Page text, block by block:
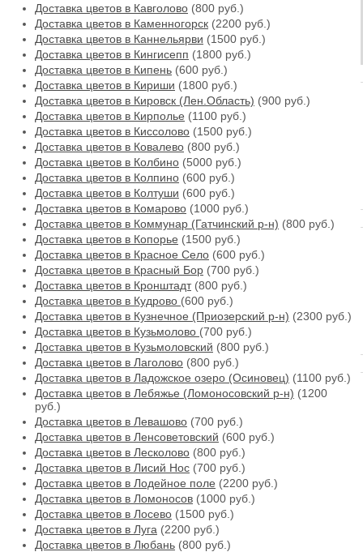
Доставка цветов в Кавголово (800 руб.)
Доставка цветов в Каменногорск (2200 руб.)
Доставка цветов в Каннельярви (1500 руб.)
Доставка цветов в Кингисепп (1800 руб.)
Доставка цветов в Кипень (600 руб.)
Доставка цветов в Кириши (1800 руб.)
Доставка цветов в Кировск (Лен.Область) (900 руб.)
Доставка цветов в Кирполье (1100 руб.)
Доставка цветов в Киссолово (1500 руб.)
Доставка цветов в Ковалево (800 руб.)
Доставка цветов в Колбино (5000 руб.)
Доставка цветов в Колпино (600 руб.)
Доставка цветов в Колтуши (600 руб.)
Доставка цветов в Комарово (1000 руб.)
Доставка цветов в Коммунар (Гатчинский р-н) (800 руб.)
Доставка цветов в Копорье (1500 руб.)
Доставка цветов в Красное Село (600 руб.)
Доставка цветов в Красный Бор (700 руб.)
Доставка цветов в Кронштадт(800 руб.)
Доставка цветов в Кудрово (600 руб.)
Доставка цветов в Кузнечное (Приозерский р-н) (2300 руб.)
Доставка цветов в Кузьмолово (700 руб.)
Доставка цветов в Кузьмоловский (800 руб.)
Доставка цветов в Лаголово (800 руб.)
Доставка цветов в Ладожское озеро (Осиновец) (1100 руб.)
Доставка цветов в Лебяжье (Ломоносовский р-н) (1200
руб.)
Доставка цветов в Левашово (700 руб.)
Доставка цветов в Ленсоветовский (600 руб.)
Доставка цветов в Лесколово (800 руб.)
Доставка цветов в Лисий Нос (700 руб.)
Доставка цветов в Лодейное поле (2200 руб.)
Доставка цветов в Ломоносов (1000 руб.)
Доставка цветов в Лосево (1500 руб.)
Доставка цветов в Луга (2200 руб.)
Доставка цветов в Любань (800 руб.)